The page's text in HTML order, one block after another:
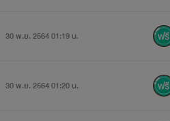
30 พ.ย. 2564 01:19 น.
30 พ.ย. 2564 01:20 น.